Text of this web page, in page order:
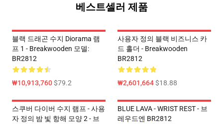
베스트셀러 제품
블랙 드래곤 수지 Diorama 램
프 1 - Breakwooden 모델:
BR2812
₩10,913,760$79.2
사용자 정의 블랙 비즈니스 카
드 홀더 - Breakwooden
BR2812
₩2,601,664$18.88
스쿠버 다이버 수지 램프 - 사용
자 정의 밤 빛 항해 모양 2 - 브
BLUE LAVA - WRIST REST - 브
레우드엔 BR2812